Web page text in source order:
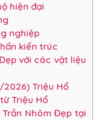
hiện đại
nghiệp
kiến trúc
với các vật liệu
Triệu Hổ
Triệu Hổ
Nhôm Đẹp tại